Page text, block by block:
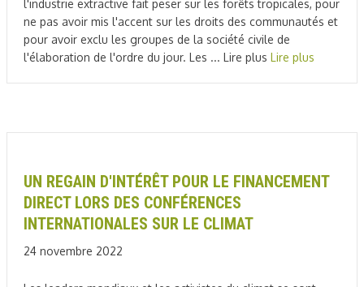
l'industrie extractive fait peser sur les forêts tropicales, pour
ne pas avoir mis l'accent sur les droits des communautés et
pour avoir exclu les groupes de la société civile de
l'élaboration de l'ordre du jour. Les ... Lire plus Lire plus
UN REGAIN D'INTÉRÊT POUR LE FINANCEMENT
DIRECT LORS DES CONFÉRENCES
INTERNATIONALES SUR LE CLIMAT
24 novembre 2022